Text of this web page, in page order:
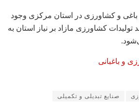
باغی و کشاورزی در استان مرکزی وجود
دهم درصد تولیدات کشاورزی مازاد بر نیاز استان به
و باغبانی
صنایع تبدیلی و تکمیلی